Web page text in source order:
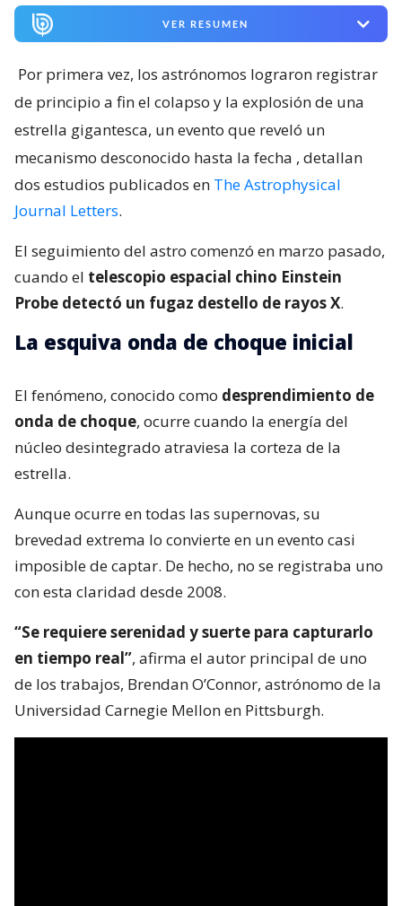
VER RESUMEN
Por primera vez, los astrónomos lograron registrar
de principio a fin el colapso y la explosión de una
estrella gigantesca, un evento que reveló un
mecanismo desconocido hasta la fecha , detallan
dos estudios publicados en The Astrophysical
Journal Letters.
El seguimiento del astro comenzó en marzo pasado,
cuando el telescopio espacial chino Einstein
Probe detectó un fugaz destello de rayos X.
La esquiva onda de choque inicial
El fenómeno, conocido como desprendimiento de
onda de choque, ocurre cuando la energía del
núcleo desintegrado atraviesa la corteza de la
estrella.
Aunque ocurre en todas las supernovas, su
brevedad extrema lo convierte en un evento casi
imposible de captar. De hecho, no se registraba uno
con esta claridad desde 2008.
“Se requiere serenidad y suerte para capturarlo
en tiempo real”, afirma el autor principal de uno
de los trabajos, Brendan O’Connor, astrónomo de la
Universidad Carnegie Mellon en Pittsburgh.